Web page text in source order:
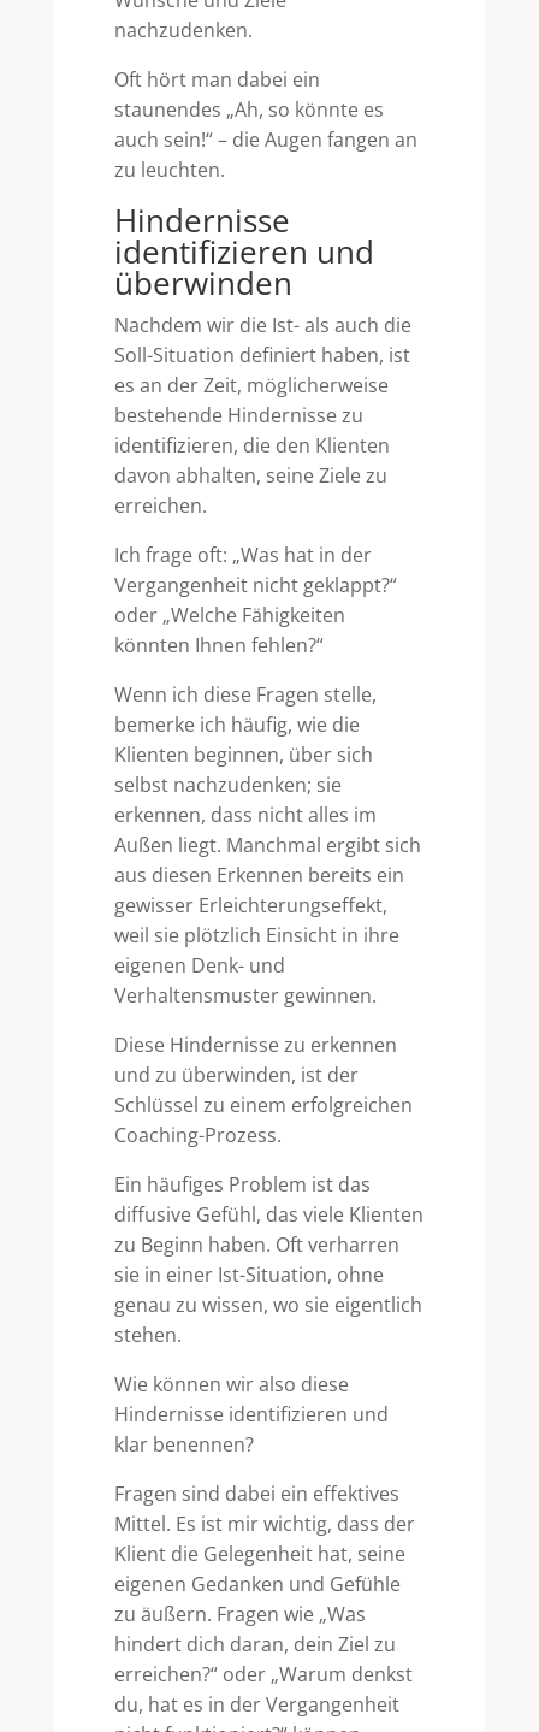
nachzudenken.
Oft hört man dabei ein
staunendes „Ah, so könnte es
auch sein!“ – die Augen fangen an
zu leuchten.
Hindernisse
identifizieren und
überwinden
Nachdem wir die Ist- als auch die
Soll-Situation definiert haben, ist
es an der Zeit, möglicherweise
bestehende Hindernisse zu
identifizieren, die den Klienten
davon abhalten, seine Ziele zu
erreichen.
Ich frage oft: „Was hat in der
Vergangenheit nicht geklappt?“
oder „Welche Fähigkeiten
könnten Ihnen fehlen?“
Wenn ich diese Fragen stelle,
bemerke ich häufig, wie die
Klienten beginnen, über sich
selbst nachzudenken; sie
erkennen, dass nicht alles im
Außen liegt. Manchmal ergibt sich
aus diesen Erkennen bereits ein
gewisser Erleichterungseffekt,
weil sie plötzlich Einsicht in ihre
eigenen Denk- und
Verhaltensmuster gewinnen.
Diese Hindernisse zu erkennen
und zu überwinden, ist der
Schlüssel zu einem erfolgreichen
Coaching-Prozess.
Ein häufiges Problem ist das
diffusive Gefühl, das viele Klienten
zu Beginn haben. Oft verharren
sie in einer Ist-Situation, ohne
genau zu wissen, wo sie eigentlich
stehen.
Wie können wir also diese
Hindernisse identifizieren und
klar benennen?
Fragen sind dabei ein effektives
Mittel. Es ist mir wichtig, dass der
Klient die Gelegenheit hat, seine
eigenen Gedanken und Gefühle
zu äußern. Fragen wie „Was
hindert dich daran, dein Ziel zu
erreichen?“ oder „Warum denkst
du, hat es in der Vergangenheit